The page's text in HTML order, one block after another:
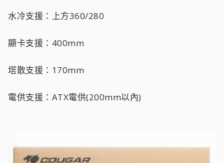
水冷支援：上方360/280
顯卡支援：400mm
塔散支援：170mm
電供支援：ATX電供(200mm以內)